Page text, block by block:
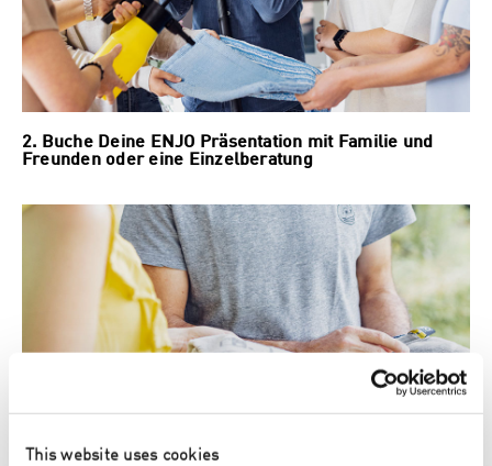
This website uses cookies
2. Buche Deine ENJO Präsentation mit Familie und
Freunden oder eine Einzelberatung